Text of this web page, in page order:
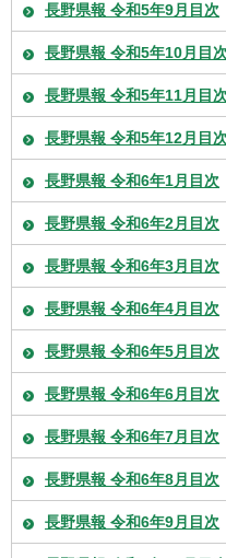
長野県報 令和5年9月目次
長野県報 令和5年10月目次
長野県報 令和5年11月目次
長野県報 令和5年12月目次
長野県報 令和6年1月目次
長野県報 令和6年2月目次
長野県報 令和6年3月目次
長野県報 令和6年4月目次
長野県報 令和6年5月目次
長野県報 令和6年6月目次
長野県報 令和6年7月目次
長野県報 令和6年8月目次
長野県報 令和6年9月目次